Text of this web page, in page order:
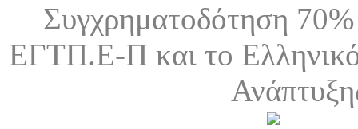
Συγχρηματοδότηση
ΕΓΤΠ.Ε-Π και το